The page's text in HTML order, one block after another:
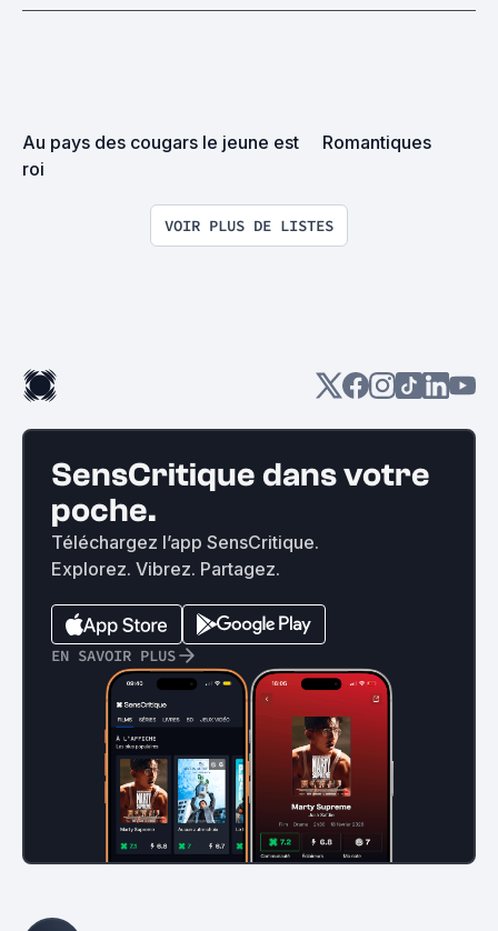
Au pays des cougars le jeune est
roi
Romantiques
VOIR PLUS DE LISTES
SensCritique dans votre
poche.
Téléchargez l’app SensCritique.
Explorez. Vibrez. Partagez.
EN SAVOIR PLUS